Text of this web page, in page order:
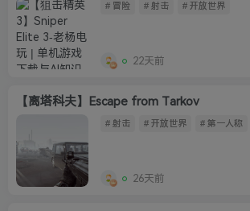
# 冒险 # 射击 # 开放世界
22天前
【离塔科夫】Escape from Tarkov
# 射击 # 开放世界 # 第一人称
26天前